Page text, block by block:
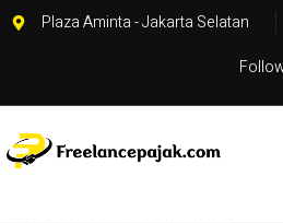
Plaza Aminta - Jakarta Selatan